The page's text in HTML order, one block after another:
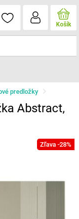
Košík
predložky
Abstract,
Zľava -28%